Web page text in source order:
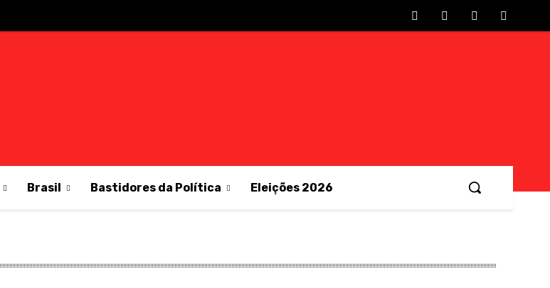
Brasil Bastidores da Política Eleições 2026